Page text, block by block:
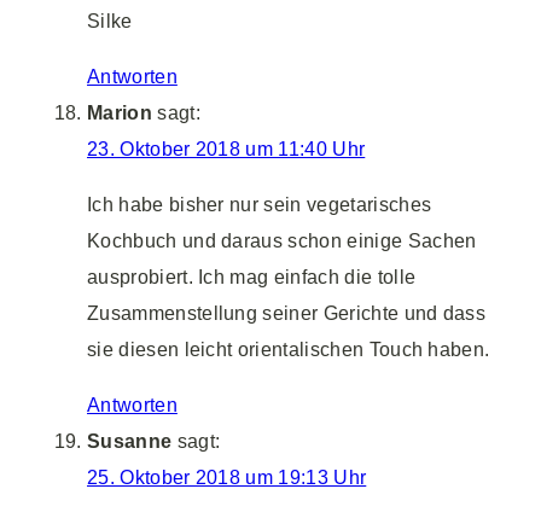
Silke
Antworten
Marion sagt:
23. Oktober 2018 um 11:40 Uhr
Ich habe bisher nur sein vegetarisches
Kochbuch und daraus schon einige Sachen
ausprobiert. Ich mag einfach die tolle
Zusammenstellung seiner Gerichte und dass
sie diesen leicht orientalischen Touch haben.
Antworten
Susanne sagt:
25. Oktober 2018 um 19:13 Uhr